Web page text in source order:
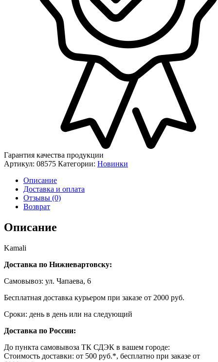
Гарантия качества продукции
Артикул: 08575 Категории: Новинки
Описание
Доставка и оплата
Отзывы (0)
Возврат
Описание
Kamali
Доставка по Нижневартовску:
Самовывоз: ул. Чапаева, 6
Бесплатная доставка курьером при заказе от 2000 руб.
Сроки: день в день или на следующий
Доставка по России:
До пункта самовывоза ТК СДЭК в вашем городе:
Стоимость доставки: от 500 руб.*, бесплатно при заказе от